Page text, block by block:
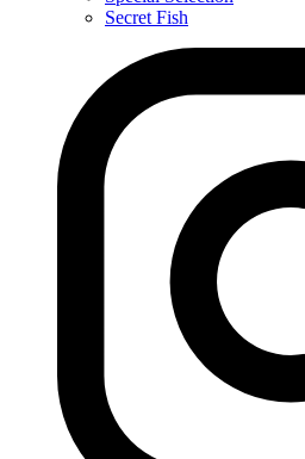
Secret Fish